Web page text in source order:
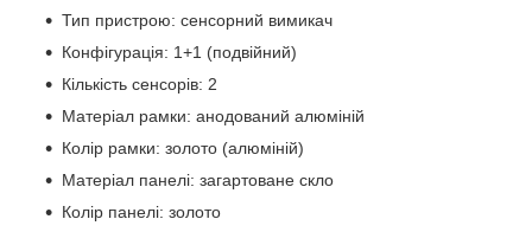
Тип пристрою: сенсорний вимикач
Конфігурація: 1+1 (подвійний)
Кількість сенсорів: 2
Матеріал рамки: анодований алюміній
Колір рамки: золото (алюміній)
Матеріал панелі: загартоване скло
Колір панелі: золото